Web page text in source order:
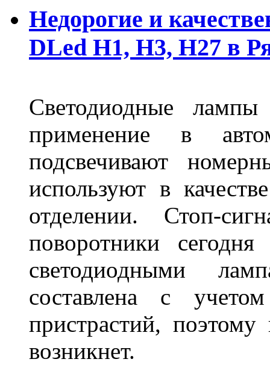
Недорогие и
DLed Н1, Н3, Н27 в
Светодиодные
применение в
подсвечивают
используют в
отделении. Стоп-
поворотники
светодиодными
составлена с
пристрастий,
возникнет.